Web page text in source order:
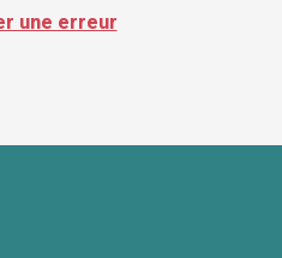
une erreur